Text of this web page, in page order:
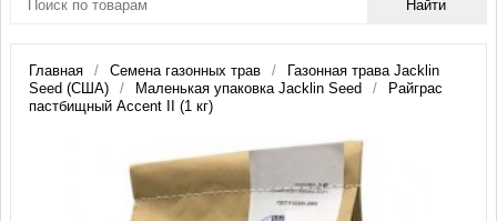
Главная Семена газонных трав
Газонная трава Jacklin
Seed (США)
Маленькая упаковка Jacklin Seed
Райграс
пастбищный Accent II (1 кг)